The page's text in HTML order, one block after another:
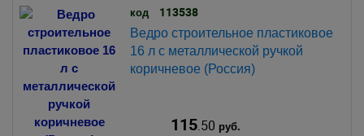
код 113538
Ведро строительное пластиковое
16 л с металлической ручкой
коричневое (Россия)
115.50 руб.